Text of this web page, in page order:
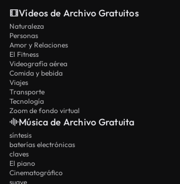
Vídeos de Archivo Gratuitos
Naturaleza
Personas
Amor y Relaciones
El Fitness
Videografía aérea
Comida y bebida
Viajes
Transporte
Tecnología
Zoom de fondo virtual
Música de Archivo Gratuita
síntesis
baterías electrónicas
claves
El piano
Cinematográfico
suave